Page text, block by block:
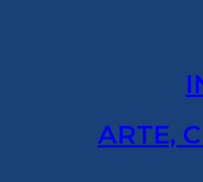
ARTE,